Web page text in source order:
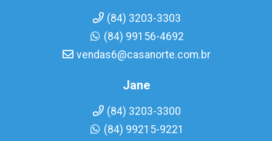
(84) 3203-3303
(84) 99156-4692
vendas6@casanorte.com.br
Jane
(84) 3203-3300
(84) 99215-9221